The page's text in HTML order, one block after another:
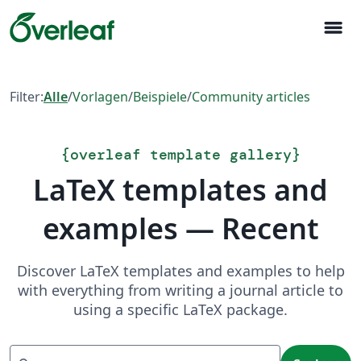
menu
Filter:Alle/Vorlagen/Beispiele/Community articles
{overleaf template gallery}
LaTeX templates and
examples — Recent
Discover LaTeX templates and examples to help
with everything from writing a journal article to
using a specific LaTeX package.